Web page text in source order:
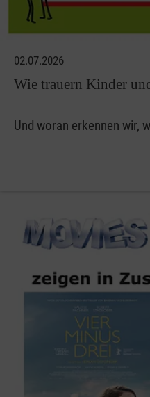
02.07.2026
Wie trauern Kinder
Und woran erkennen wir,